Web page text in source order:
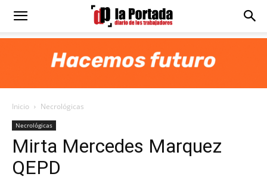
Diario
Portada
Inicio Necrológicas
Necrológicas
Mirta Mercedes Marquez
QEPD